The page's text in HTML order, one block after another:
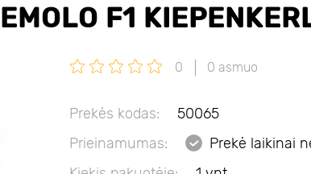
F1
0 0 asmuo
Prekės kodas:
50065
Prieinamumas:
Prekė laikinai